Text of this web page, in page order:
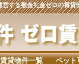
する敷金礼金ゼロの賃貸
貸物件一覧 ペット